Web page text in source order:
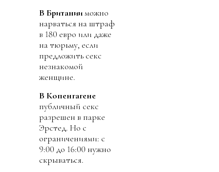
В Британииможно
нарваться на штраф
в 180 евро или даже
на тюрьму, если
предложить секс
незнакомой
женщине.
В Копенгагене
публичный секс
разрешен в парке
Эрстед. Но с
ограничениями: с
9:00 до 16:00 нужно
скрываться.